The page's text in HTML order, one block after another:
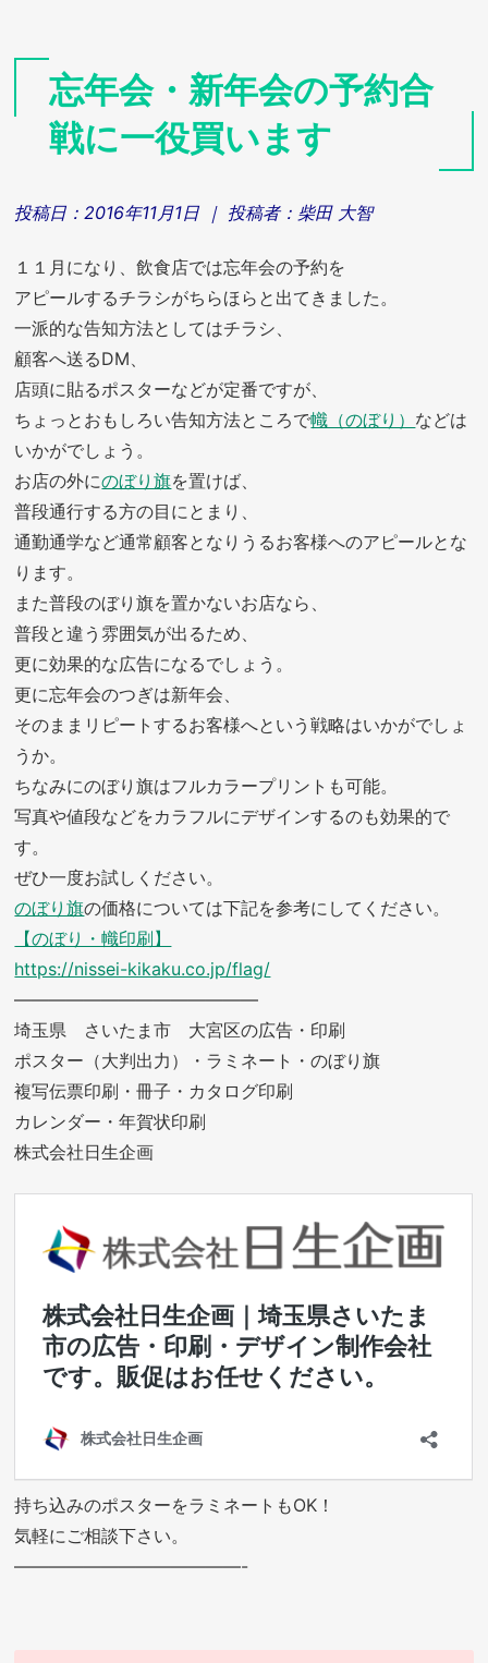
忘年会・新年会の予約合
戦に一役買います
投稿日：2016年11月1日 ｜ 投稿者： 柴田 大智
１１月になり、飲食店では忘年会の予約を
アピールするチラシがちらほらと出てきました。
一派的な告知方法としてはチラシ、
顧客へ送るDM、
店頭に貼るポスターなどが定番ですが、
ちょっとおもしろい告知方法ところで幟（のぼり） などは
いかがでしょう。
お店の外にのぼり旗を置けば、
普段通行する方の目にとまり、
通勤通学など通常顧客となりうるお客様へのアピールとな
ります。
また普段のぼり旗を置かないお店なら、
普段と違う雰囲気が出るため、
更に効果的な広告になるでしょう。
更に忘年会のつぎは新年会、
そのままリピートするお客様へという戦略はいかがでしょ
うか。
ちなみにのぼり旗はフルカラープリントも可能。
写真や値段などをカラフルにデザインするのも効果的で
す。
ぜひ一度お試しください。
のぼり旗の価格については下記を参考にしてください。
【のぼり・幟印刷】
https://nissei-kikaku.co.jp/flag/
——————————————
埼玉県 さいたま市 大宮区の広告・印刷
ポスター（大判出力）・ラミネート・のぼり旗
複写伝票印刷・冊子・カタログ印刷
カレンダー・年賀状印刷
株式会社日生企画
持ち込みのポスターをラミネートもOK！
気軽にご相談下さい。
—————————————-